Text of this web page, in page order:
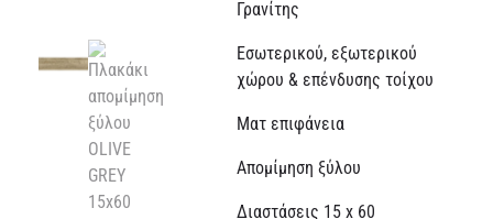
Γρανίτης
Εσωτερικού, εξωτερικού
χώρου & επένδυσης τοίχου
Ματ επιφάνεια
Απομίμηση ξύλου
Διαστάσεις 15 x 60